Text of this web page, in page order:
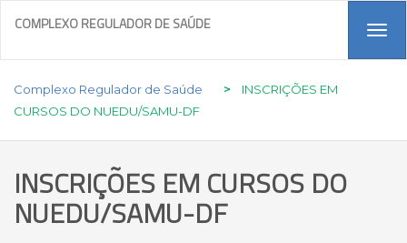
COMPLEXO REGULADOR DE SAÚDE
Complexo Regulador de Saúde >
INSCRIÇÕES EM
CURSOS DO NUEDU/SAMU-DF
INSCRIÇÕES EM CURSOS DO
NUEDU/SAMU-DF